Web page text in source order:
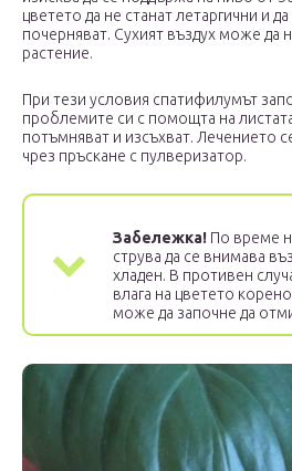
цветето да не станат летаргични и
почерняват. Сухият въздух може да
растение.
При тези условия спатифилумът
проблемите си с помощта на
потъмняват и изсъхват. Лечението
чрез пръскане с пулверизатор.
Забележка! По време
струва да се внимава
хладен. В противен
влага на цветето
може да започне да